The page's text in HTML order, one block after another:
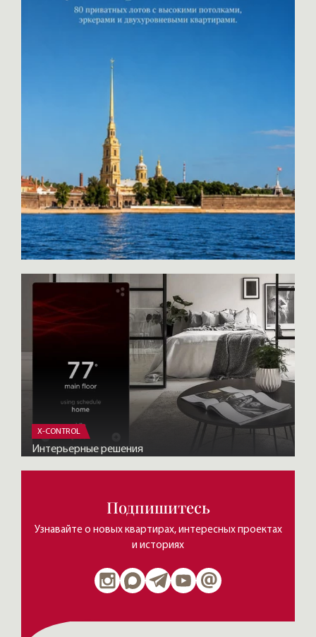
X-CONTROL
Интерьерные решения
Подпишитесь
Узнавайте о новых квартирах, интересных проектах
и историях